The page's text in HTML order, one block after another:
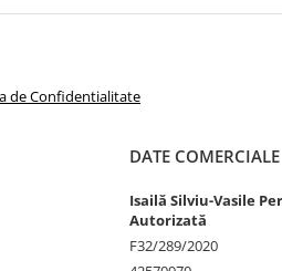
de Confidentialitate
DATE COMERCIALE
Isailă Silviu-Vasile
Autorizată
F32/289/2020